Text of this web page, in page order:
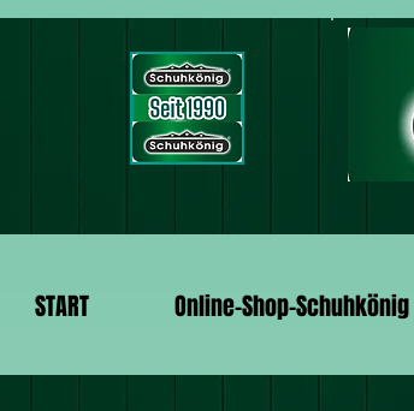
START Online-Shop-Schuhkönig